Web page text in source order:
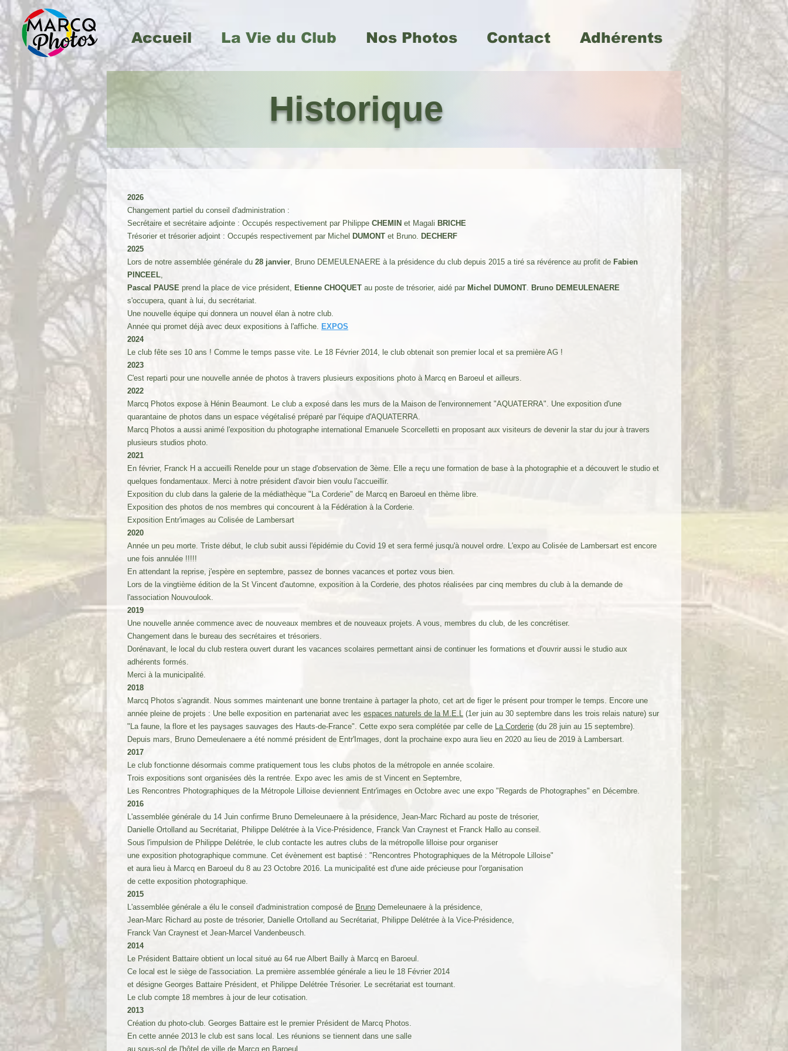
Accueil La Vie du Club Nos Photos Contact Adhérents
Historique
2026
Changement partiel du conseil d'administration :
Secrétaire et secrétaire adjointe : Occupés respectivement par Philippe CHEMIN et Magali BRICHE
Trésorier et trésorier adjoint : Occupés respectivement par Michel DUMONT et Bruno. DECHERF
2025
Lors de notre assemblée générale du 28 janvier, Bruno DEMEULENAERE à la présidence du club depuis 2015 a tiré sa révérence au profit de Fabien
PINCEEL,
Pascal PAUSE prend la place de vice président, Etienne CHOQUET au poste de trésorier, aidé par Michel DUMONT. Bruno DEMEULENAERE
s'occupera, quant à lui, du secrétariat.
Une nouvelle équipe qui donnera un nouvel élan à notre club.
Année qui promet déjà avec deux expositions à l'affiche. EXPOS
2024
Le club fête ses 10 ans ! Comme le temps passe vite. Le 18 Février 2014, le club obtenait son premier local et sa première AG !
2023
C'est reparti pour une nouvelle année de photos à travers plusieurs expositions photo à Marcq en Baroeul et ailleurs.
2022
Marcq Photos expose à Hénin Beaumont. Le club a exposé dans les murs de la Maison de l'environnement "AQUATERRA". Une exposition d'une
quarantaine de photos dans un espace végétalisé préparé par l'équipe d'AQUATERRA.
Marcq Photos a aussi animé l'exposition du photographe international Emanuele Scorcelletti en proposant aux visiteurs de devenir la star du jour à travers
plusieurs studios photo.
2021
En février, Franck H a accueilli Renelde pour un stage d'observation de 3ème. Elle a reçu une formation de base à la photographie et a découvert le studio et
quelques fondamentaux. Merci à notre président d'avoir bien voulu l'accueillir.
Exposition du club dans la galerie de la médiathèque "La Corderie" de Marcq en Baroeul en thème libre.
Exposition des photos de nos membres qui concourent à la Fédération à la Corderie.
Exposition Entr'images au Colisée de Lambersart
2020
Année un peu morte. Triste début, le club subit aussi l'épidémie du Covid 19 et sera fermé jusqu'à nouvel ordre. L'expo au Colisée de Lambersart est encore
une fois annulée !!!!!
En attendant la reprise, j'espère en septembre, passez de bonnes vacances et portez vous bien.
Lors de la vingtième édition de la St Vincent d'automne, exposition à la Corderie, des photos réalisées par cinq membres du club à la demande de
l'association Nouvoulook.
2019
Une nouvelle année commence avec de nouveaux membres et de nouveaux projets. A vous, membres du club, de les concrétiser.
Changement dans le bureau des secrétaires et trésoriers.
Dorénavant, le local du club restera ouvert durant les vacances scolaires permettant ainsi de continuer les formations et d'ouvrir aussi le studio aux
adhérents formés.
Merci à la municipalité.
2018
Marcq Photos s'agrandit. Nous sommes maintenant une bonne trentaine à partager la photo, cet art de figer le présent pour tromper le temps. Encore une
année pleine de projets : Une belle exposition en partenariat avec les espaces naturels de la M.E.L (1er juin au 30 septembre dans les trois relais nature) sur
"La faune, la flore et les paysages sauvages des Hauts-de-France". Cette expo sera complétée par celle de La Corderie (du 28 juin au 15 septembre).
Depuis mars, Bruno Demeulenaere a été nommé président de Entr'Images, dont la prochaine expo aura lieu en 2020 au lieu de 2019 à Lambersart.
2017
Le club fonctionne désormais comme pratiquement tous les clubs photos de la métropole en année scolaire.
Trois expositions sont organisées dès la rentrée. Expo avec les amis de st Vincent en Septembre,
Les Rencontres Photographiques de la Métropole Lilloise deviennent Entr'images en Octobre avec une expo "Regards de Photographes" en Décembre.
2016
L'assemblée générale du 14 Juin confirme Bruno Demeleunaere à la présidence, Jean-Marc Richard au poste de trésorier,
Danielle Ortolland au Secrétariat, Philippe Delétrée à la Vice-Présidence, Franck Van Craynest et Franck Hallo au conseil.
Sous l'impulsion de Philippe Delétrée, le club contacte les autres clubs de la métropolle lilloise pour organiser
une exposition photographique commune. Cet évènement est baptisé : "Rencontres Photographiques de la Métropole Lilloise"
et aura lieu à Marcq en Baroeul du 8 au 23 Octobre 2016. La municipalité est d'une aide précieuse pour l'organisation
de cette exposition photographique.
2015
L'assemblée générale a élu le conseil d'administration composé de Bruno Demeleunaere à la présidence,
Jean-Marc Richard au poste de trésorier, Danielle Ortolland au Secrétariat, Philippe Delétrée à la Vice-Présidence,
Franck Van Craynest et Jean-Marcel Vandenbeusch.
2014
Le Président Battaire obtient un local situé au 64 rue Albert Bailly à Marcq en Baroeul.
Ce local est le siège de l'association. La première assemblée générale a lieu le 18 Février 2014
et désigne Georges Battaire Président, et Philippe Delétrée Trésorier. Le secrétariat est tournant.
Le club compte 18 membres à jour de leur cotisation.
2013
Création du photo-club. Georges Battaire est le premier Président de Marcq Photos.
En cette année 2013 le club est sans local. Les réunions se tiennent dans une salle
au sous-sol de l'hôtel de ville de Marcq en Baroeul.